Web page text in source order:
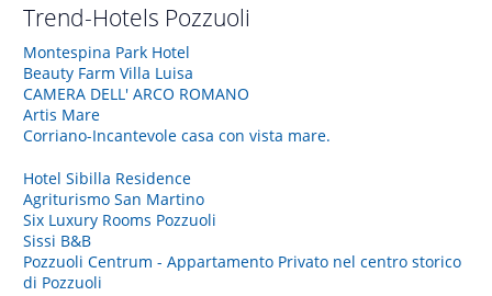
Trend-Hotels Pozzuoli
Montespina Park Hotel
Beauty Farm Villa Luisa
CAMERA DELL' ARCO ROMANO
Artis Mare
Corriano-Incantevole casa con vista mare.
Hotel Sibilla Residence
Agriturismo San Martino
Six Luxury Rooms Pozzuoli
Sissi B&B
Pozzuoli Centrum - Appartamento Privato nel centro storico
di Pozzuoli